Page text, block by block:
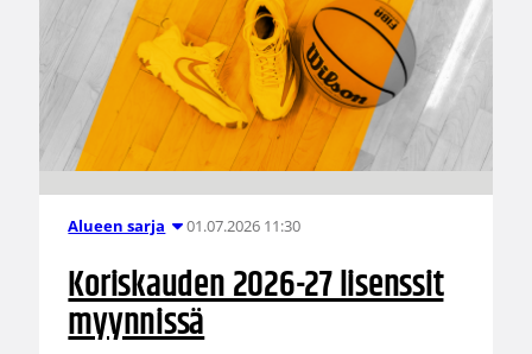
Alueen sarja 01.07.2026 11:30
Koriskauden 2026-27 lisenssit
myynnissä